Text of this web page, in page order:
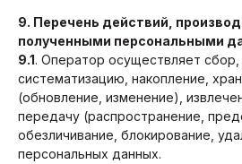
9. Перечень действий,
полученными персональными
9.1. Оператор осуществляет сбор,
систематизацию, накопление,
(обновление, изменение),
передачу (распространение,
обезличивание, блокирование,
персональных данных.